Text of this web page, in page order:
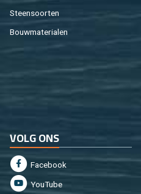
Steen­soor­ten
Bouw­ma­te­ri­a­len
VOLG ONS
Fa­cebook
You­Tu­be